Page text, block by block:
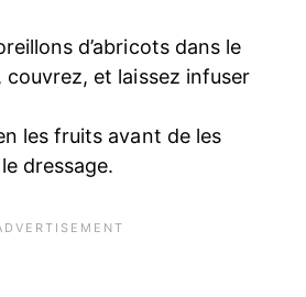
d’abricots dans le
couvrez, et laissez infuser
les fruits avant de les
dressage.